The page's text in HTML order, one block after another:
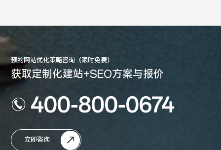
预约网站优化策略咨询（限时免费）
获取定制化建站+SEO方案与报价
400-800-0674
立即咨询